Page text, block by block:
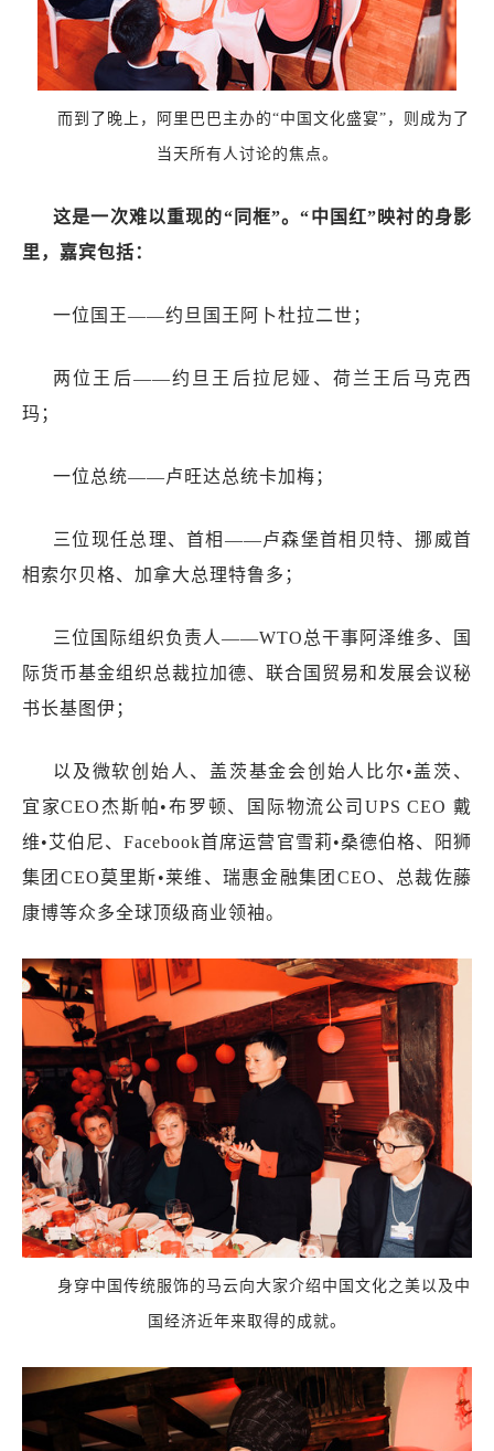
而到了晚上，阿里巴巴主办的“中国文化盛宴”，则成为了
当天所有人讨论的焦点。
这是一次难以重现的“同框”。“中国红”映衬的身影
里，嘉宾包括：
一位国王——约旦国王阿卜杜拉二世；
两位王后——约旦王后拉尼娅、荷兰王后马克西
玛；
一位总统——卢旺达总统卡加梅；
三位现任总理、首相——卢森堡首相贝特、挪威首
相索尔贝格、加拿大总理特鲁多；
三位国际组织负责人——WTO总干事阿泽维多、国
际货币基金组织总裁拉加德、联合国贸易和发展会议秘
书长基图伊；
以及微软创始人、盖茨基金会创始人比尔•盖茨、
宜家CEO杰斯帕•布罗顿、国际物流公司UPS CEO 戴
维•艾伯尼、Facebook首席运营官雪莉•桑德伯格、阳狮
集团CEO莫里斯•莱维、瑞惠金融集团CEO、总裁佐藤
康博等众多全球顶级商业领袖。
身穿中国传统服饰的马云向大家介绍中国文化之美以及中
国经济近年来取得的成就。